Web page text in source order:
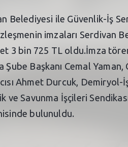
Belediyesi ile Güvenlik-İş
imzaları Serdivan
3 bin 725 TL oldu.İmza
Şube Başkanı Cemal Yaman,
Ahmet Durcuk,
ve Savunma İşçileri
bulunuldu.